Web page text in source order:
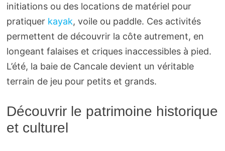
initiations ou des locations de matériel pour
pratiquer kayak, voile ou paddle. Ces activités
permettent de découvrir la côte autrement, en
longeant falaises et criques inaccessibles à pied.
L’été, la baie de Cancale devient un véritable
terrain de jeu pour petits et grands.
Découvrir le patrimoine historique
et culturel